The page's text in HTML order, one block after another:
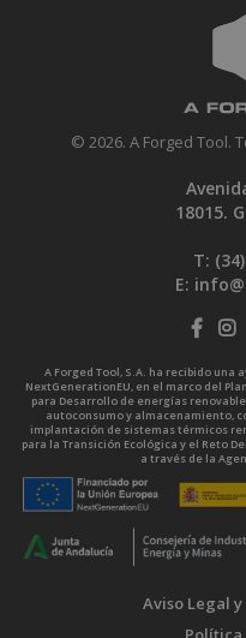
© 2026. A Forged Tool.
18015.
T: (34)
E:
A Forged Tool, S.A. ha recibido una
NextGenerationEU, en el marco del
para Desarrollo de energías
autoconsumo y almacenamiento,
implantación de sistemas térmicos
para la Transición Ecológica y el Reto
a través de la
Aviso Legal